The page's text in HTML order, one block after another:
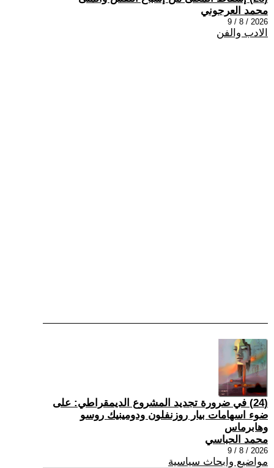
محمد العرجوني
2026 / 8 / 9
الادب والفن
(24) في ضرورة تجديد المشروع الديمقراطي: على
ضوء اسهامات بيار روزنفلون ودومينيك روسو
وهابرماس
محمد الحباسي
2026 / 8 / 9
مواضيع وابحاث سياسية